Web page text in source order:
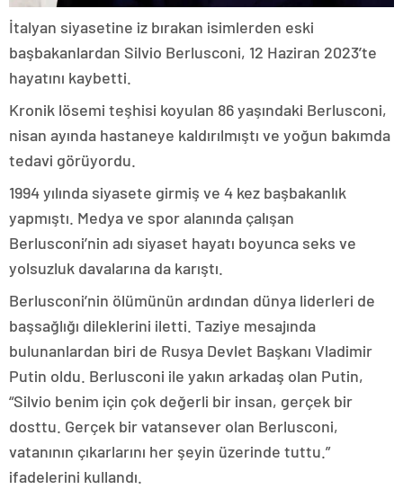
İtalyan siyasetine iz bırakan isimlerden eski
başbakanlardan Silvio Berlusconi, 12 Haziran 2023’te
hayatını kaybetti.
Kronik lösemi teşhisi koyulan 86 yaşındaki Berlusconi,
nisan ayında hastaneye kaldırılmıştı ve yoğun bakımda
tedavi görüyordu.
1994 yılında siyasete girmiş ve 4 kez başbakanlık
yapmıştı. Medya ve spor alanında çalışan
Berlusconi’nin adı siyaset hayatı boyunca seks ve
yolsuzluk davalarına da karıştı.
Berlusconi’nin ölümünün ardından dünya liderleri de
başsağlığı dileklerini iletti. Taziye mesajında
bulunanlardan biri de Rusya Devlet Başkanı Vladimir
Putin oldu. Berlusconi ile yakın arkadaş olan Putin,
“Silvio benim için çok değerli bir insan, gerçek bir
dosttu. Gerçek bir vatansever olan Berlusconi,
vatanının çıkarlarını her şeyin üzerinde tuttu.”
ifadelerini kullandı.